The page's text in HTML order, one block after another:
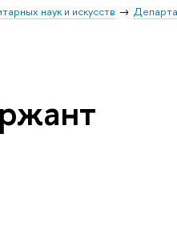
наук и искусств